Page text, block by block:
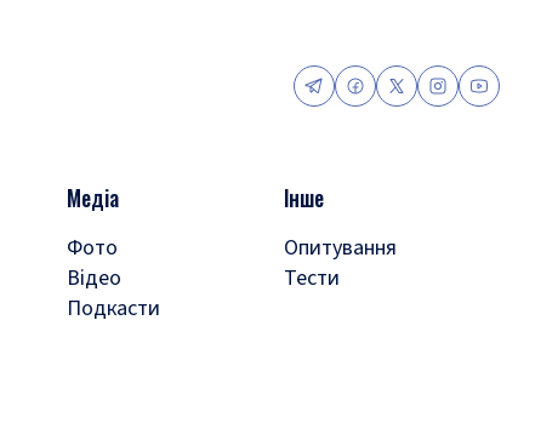
Медіа
Фото
Відео
Подкасти
Інше
Опитування
Тести